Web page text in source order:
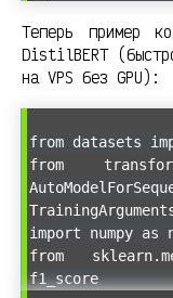
Теперь пример
DistilBERT
на VPS без GPU):
from datasets
from
import numpy as
from
f1_score